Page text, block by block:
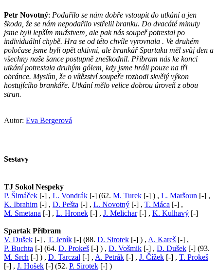
Petr Novotný: Podařilo se nám dobře vstoupit do utkání a jen
škoda, že se nám nepodařilo vstřelil branku. Do dvacáté minuty
jsme byli lepším mužstvem, ale pak nás soupeř potrestal po
individuální chybě. Hra se od této chvíle vyrovnala . Ve druhém
poločase jsme byli opět aktivní, ale brankář Spartaku měl svůj den a
všechny naše šance postupně zneškodnil. Příbram nás ke konci
utkání potrestala druhým gólem, kdy jsme hráli pouze na tři
obránce. Myslím, že o vítězství soupeře rozhodl skvělý výkon
hostujícího brankáře. Utkání mělo velice dobrou úroveň z obou
stran.
Autor: Eva Bergerová
Sestavy
TJ Sokol Nespeky
P. Šimáček [-] , L. Vondrák [-] (62. M. Turek [-] ) , L. Maršoun [-] ,
K. Ibrahim [-] , D. Pešta [-] , L. Novotný [-] , T. Máca [-] ,
M. Smetana [-] , L. Hronek [-] , J. Melichar[-] , K. Kulhavý [-]
Spartak Příbram
V. Dušek [-] , T. Jeník [-] (88. D. Sirotek [-] ) , A. Kareš [-] ,
P. Buchta [-] (64. D. Prokeš [-] ) , D. Vošmik [-] , D. Dušek [-] (93.
M. Srch [-] ) , D. Tarczal [-] , A. Petrák [-] , J. Čížek [-] , T. Prokeš
[-] , J. Hošek [-] (52. P. Sirotek [-] )